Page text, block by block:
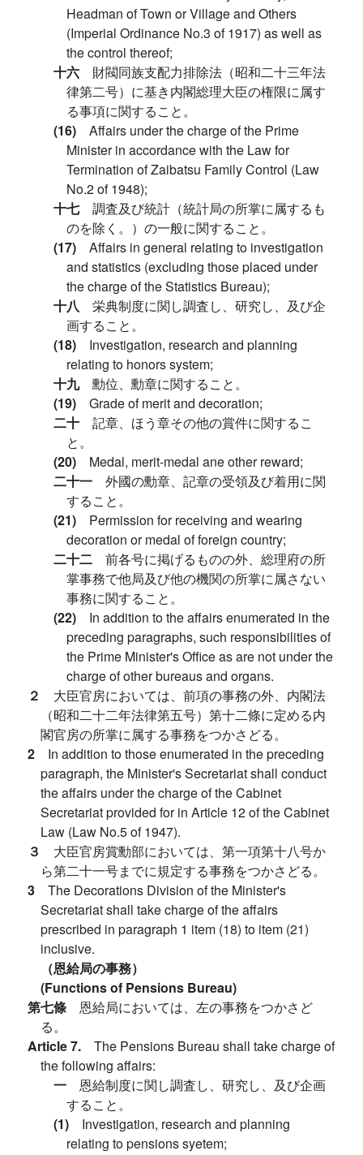
Headman of Town or Village and Others
(Imperial Ordinance No.3 of 1917) as well as
the control thereof;
十六 財閥同族支配力排除法（昭和二十三年法
律第二号）に基き内閣総理大臣の権限に属す
る事項に関すること。
(16) Affairs under the charge of the Prime
Minister in accordance with the Law for
Termination of Zaibatsu Family Control (Law
No.2 of 1948);
十七 調査及び統計（統計局の所掌に属するも
のを除く。）の一般に関すること。
(17) Affairs in general relating to investigation
and statistics (excluding those placed under
the charge of the Statistics Bureau);
十八 栄典制度に関し調査し、研究し、及び企
画すること。
(18) Investigation, research and planning
relating to honors system;
十九 勳位、勳章に関すること。
(19) Grade of merit and decoration;
二十 記章、ほう章その他の賞件に関するこ
と。
(20) Medal, merit-medal ane other reward;
二十一 外國の勳章、記章の受領及び着用に関
すること。
(21) Permission for receiving and wearing
decoration or medal of foreign country;
二十二 前各号に掲げるものの外、総理府の所
掌事務で他局及び他の機関の所掌に属さない
事務に関すること。
(22) In addition to the affairs enumerated in the
preceding paragraphs, such responsibilities of
the Prime Minister's Office as are not under the
charge of other bureaus and organs.
２ 大臣官房においては、前項の事務の外、内閣法
（昭和二十二年法律第五号）第十二條に定める内
閣官房の所掌に属する事務をつかさどる。
2 In addition to those enumerated in the preceding
paragraph, the Minister's Secretariat shall conduct
the affairs under the charge of the Cabinet
Secretariat provided for in Article 12 of the Cabinet
Law (Law No.5 of 1947).
３ 大臣官房賞勳部においては、第一項第十八号か
ら第二十一号までに規定する事務をつかさどる。
3 The Decorations Division of the Minister's
Secretariat shall take charge of the affairs
prescribed in paragraph 1 item (18) to item (21)
inclusive.
（恩給局の事務）
(Functions of Pensions Bureau)
第七條 恩給局においては、左の事務をつかさど
る。
Article 7. The Pensions Bureau shall take charge of
the following affairs:
一 恩給制度に関し調査し、研究し、及び企画
すること。
(1) Investigation, research and planning
relating to pensions syetem;